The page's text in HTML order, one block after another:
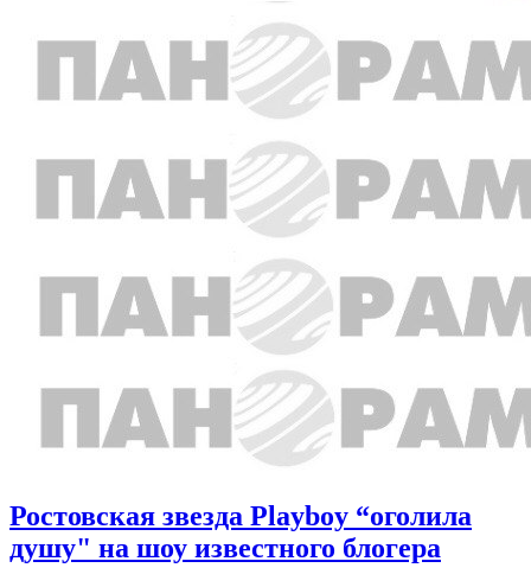
Ростовская звезда Playboy “оголила
душу" на шоу известного блогера